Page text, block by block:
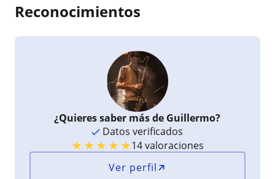
Reconocimientos
¿Quieres saber más de Guillermo?
Datos verificados
★★★★★14 valoraciones
Ver perfil